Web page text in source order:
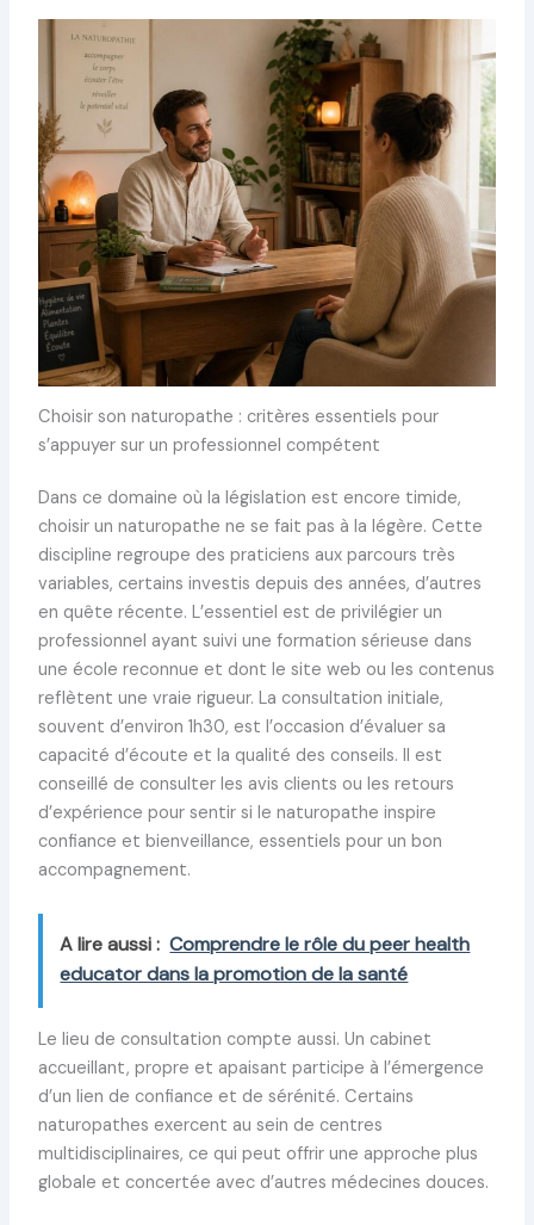
Choisir son naturopathe : critères essentiels pour
s’appuyer sur un professionnel compétent
Dans ce domaine où la législation est encore timide,
choisir un naturopathe ne se fait pas à la légère. Cette
discipline regroupe des praticiens aux parcours très
variables, certains investis depuis des années, d’autres
en quête récente. L’essentiel est de privilégier un
professionnel ayant suivi une formation sérieuse dans
une école reconnue et dont le site web ou les contenus
reflètent une vraie rigueur. La consultation initiale,
souvent d’environ 1h30, est l’occasion d’évaluer sa
capacité d’écoute et la qualité des conseils. Il est
conseillé de consulter les avis clients ou les retours
d’expérience pour sentir si le naturopathe inspire
confiance et bienveillance, essentiels pour un bon
accompagnement.
A lire aussi : Comprendre le rôle du peer health
educator dans la promotion de la santé
Le lieu de consultation compte aussi. Un cabinet
accueillant, propre et apaisant participe à l’émergence
d’un lien de confiance et de sérénité. Certains
naturopathes exercent au sein de centres
multidisciplinaires, ce qui peut offrir une approche plus
globale et concertée avec d’autres médecines douces.